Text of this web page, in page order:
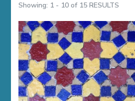
Showing: 1 - 10 of 15 RESULTS